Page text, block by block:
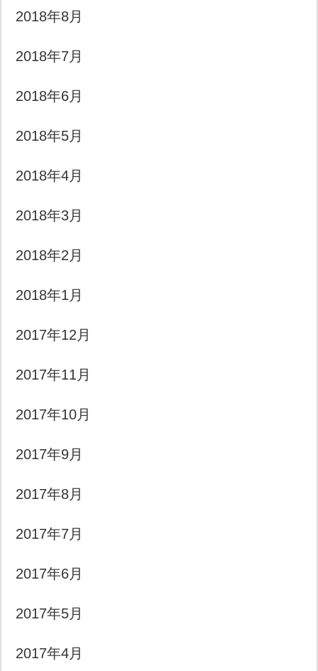
2018年8月
2018年7月
2018年6月
2018年5月
2018年4月
2018年3月
2018年2月
2018年1月
2017年12月
2017年11月
2017年10月
2017年9月
2017年8月
2017年7月
2017年6月
2017年5月
2017年4月